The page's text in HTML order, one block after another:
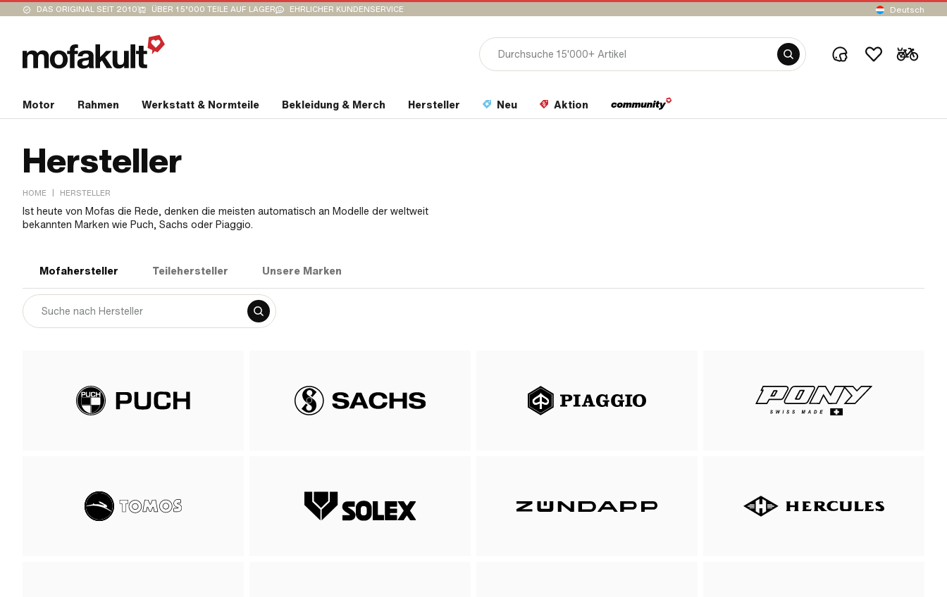
DAS ORIGINAL SEIT 2010 ÜBER 15’000 TEILE AUF LAGER EHRLICHER KUNDENSERVICE Deutsch
Motor Rahmen Werkstatt & Normteile Bekleidung & Merch Hersteller Neu Aktion
Hersteller
HOME | HERSTELLER
Ist heute von Mofas die Rede, denken die meisten automatisch an Modelle der weltweit
bekannten Marken wie Puch, Sachs oder Piaggio.
Mofahersteller Teilehersteller Unsere Marken